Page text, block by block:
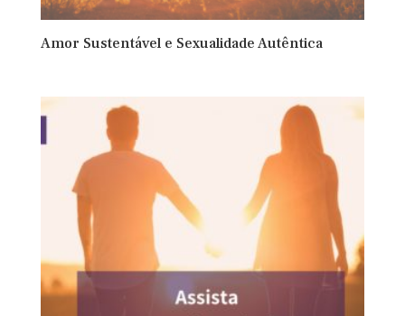
Amor Sustentável e Sexualidade Autêntica